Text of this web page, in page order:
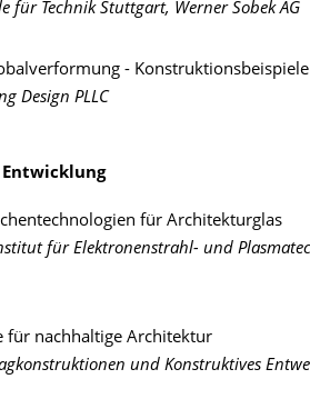
für Technik Stuttgart, Werner Sobek AG
-
Design PLLC
Entwicklung
für Architekturglas
für Elektronenstrahl- und
für nachhaltige Architektur
und Konstruktives